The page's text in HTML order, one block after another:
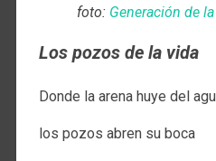
foto: Generación de
Los pozos de la vida
Donde la arena huye del
los pozos abren su boca